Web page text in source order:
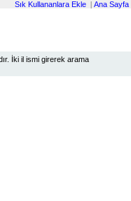
Sık Kullananlara Ekle | Ana Sayfa
İki il ismi girerek arama